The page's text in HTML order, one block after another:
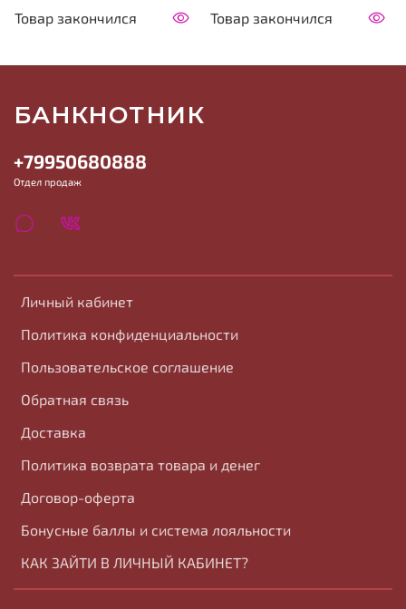
Товар закончился Товар закончился
Личный кабинет
Политика конфиденциальности
Пользовательское соглашение
Обратная связь
Доставка
Политика возврата товара и денег
Договор-оферта
Бонусные баллы и система лояльности
КАК ЗАЙТИ В ЛИЧНЫЙ КАБИНЕТ?
+79950680888
Отдел продаж
БАНКНОТНИК